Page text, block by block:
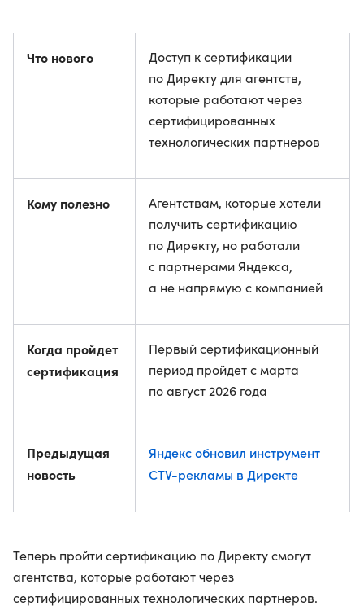
Что нового
Доступ к сертификации
по Директу для агентств,
которые работают через
сертифицированных
технологических партнеров
Кому полезно
Агентствам, которые хотели
получить сертификацию
по Директу, но работали
с партнерами Яндекса,
а не напрямую с компанией
Когда пройдет
сертификация
Первый сертификационный
период пройдет с марта
по август 2026 года
Предыдущая
новость
Яндекс обновил инструмент
CTV-рекламы в Директе
Теперь пройти сертификацию по Директу смогут
агентства, которые работают через
сертифицированных технологических партнеров.